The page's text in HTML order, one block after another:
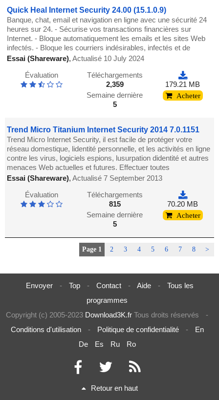
Quick Heal Internet Security 24.00 (15.1.0.9)
Banque, chat, email et navigation en ligne avec une sécurité 24
heures sur 24. - Sécurise vos transactions financières sur
Internet. - Bloque automatiquement les emails et les sites Web
infectés. - Bloque les courriers indésirables, infectés et de
Essai (Shareware),Actualisé 10 July 2024
Évaluation
Téléchargements
2,359
Semaine dernière
5
179.21 MB
Acheter
Trend Micro Titanium Internet Security 2014 7.0.1151
Trend Micro Internet Security, il est facile de protéger votre
réseau domestique, lidentité personnelle, et les activités en ligne
contre les virus, logiciels espions, lusurpation didentité et autres
menaces Web actuelles et futures. Effectuer toutes
Essai (Shareware),Actualisé 7 September 2013
Évaluation
Téléchargements
815
Semaine dernière
5
70.20 MB
Acheter
Page 1 2 3 4 5 6 7 8 >
Envoyer - Top - Contact - Aide -
Tous les
programmes
Copyright (c) 2005-2023 Download3K.fr Tous droits réservés
-
Conditions d'utilisation
- Politique de confidentialité -
En
De
Es Ru Ro
Retour en haut